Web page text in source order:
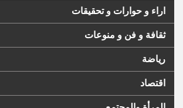
اراء و حوارات و تحقيقات
ثقافة و فن و منوعات
رياضة
اقتصاد